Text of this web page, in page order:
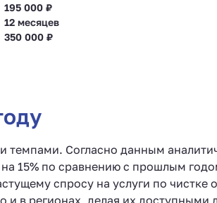
195 000 ₽
12 месяцев
350 000 ₽
Согласно данным
15% по сравнению с прошлым
спросу на услуги по
в регионах, делая их доступными